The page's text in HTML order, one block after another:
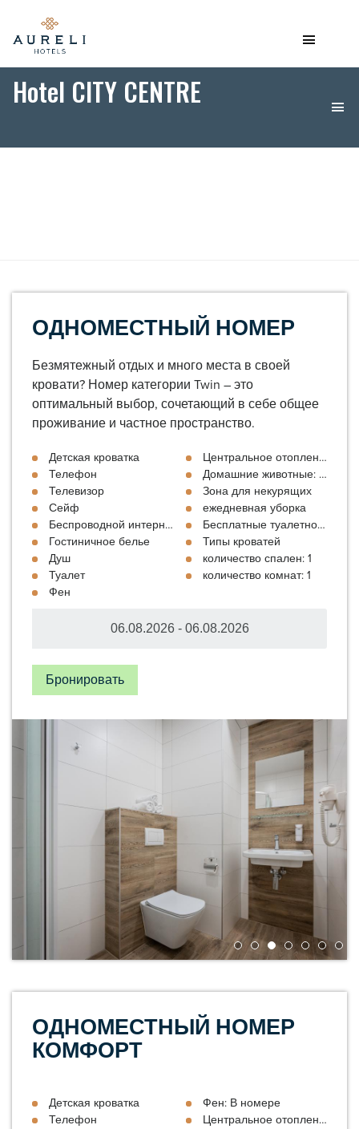
Hotel CITY CENTRE
ОДНОМЕСТНЫЙ НОМЕР
Безмятежный отдых и много места в своей
кровати? Номер категории Twin – это
оптимальный выбор, сочетающий в себе общее
проживание и частное пространство.
Детская кроватка
Телефон
Телевизор
Сейф
Беспроводной интернет
Гостиничное белье
Душ
Туалет
Фен
Центральное отопление
Домашние животные: По
Зона для некурящих
ежедневная уборка
Бесплатные туалетно-
Типы кроватей
количество спален: 1
количество комнат: 1
Бронировать
ОДНОМЕСТНЫЙ НОМЕР
КОМФОРТ
Детская кроватка
Телефон
Фен: В номере
Центральное отопление